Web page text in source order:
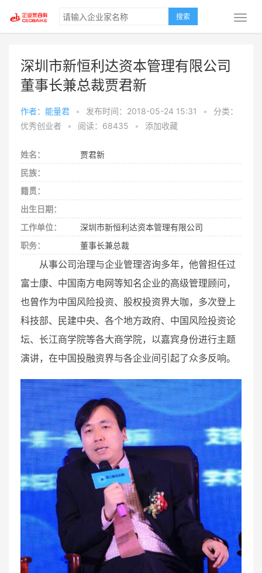
搜索
深圳市新恒利达资本管理有限公司
董事长兼总裁贾君新
作者：能量君 • 发布时间：2018-05-24 15:31 •
分类：
优秀创业者
• 阅读：68435 • 添加收藏
姓名：
贾君新
民族：
籍贯：
出生日期：
工作单位：
深圳市新恒利达资本管理有限公司
职务：
董事长兼总裁
从事公司治理与企业管理咨询多年，他曾担任过
富士康、中国南方电网等知名企业的高级管理顾问，
也曾作为中国风险投资、股权投资界大咖，多次登上
科技部、民建中央、各个地方政府、中国风险投资论
坛、长江商学院等各大商学院，以嘉宾身份进行主题
演讲，在中国投融资界与各企业间引起了众多反响。